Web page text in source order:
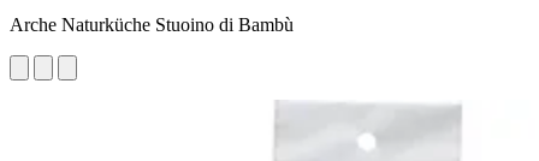
Arche Naturküche Stuoino di Bambù